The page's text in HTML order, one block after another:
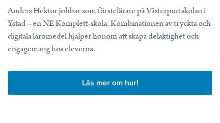
Anders Hektor jobbar som förstelärare på Västerportskolan i
Ystad – en NE Komplett-skola. Kombinationen av tryckta och
digitala läromedel hjälper honom att skapa delaktighet och
engagemang hos eleverna.
Läs mer om hur!